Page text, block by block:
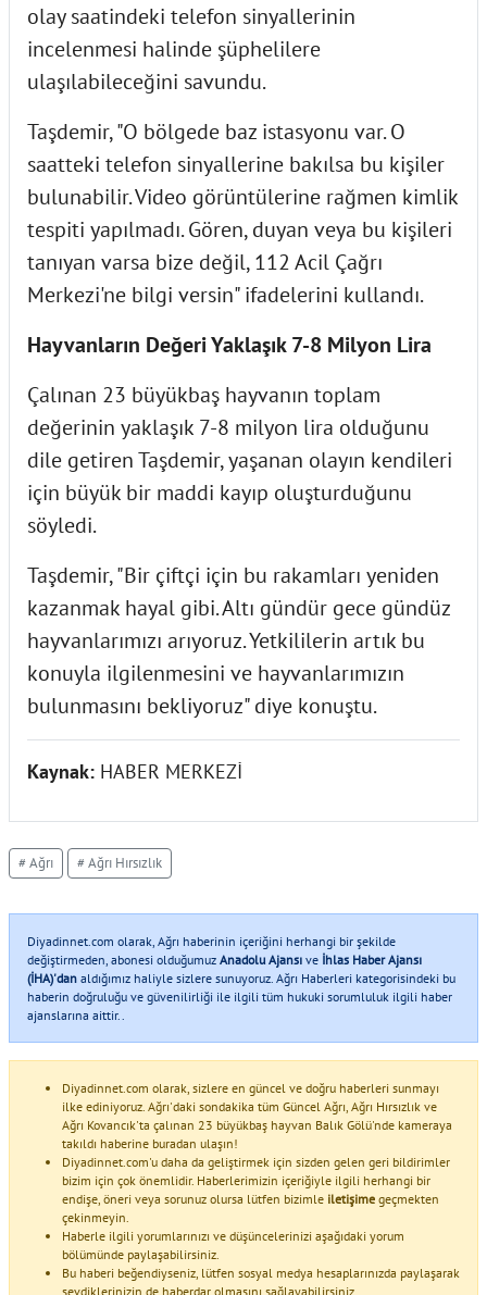
olay saatindeki telefon sinyallerinin
incelenmesi halinde şüphelilere
ulaşılabileceğini savundu.
Taşdemir, "O bölgede baz istasyonu var. O
saatteki telefon sinyallerine bakılsa bu kişiler
bulunabilir. Video görüntülerine rağmen kimlik
tespiti yapılmadı. Gören, duyan veya bu kişileri
tanıyan varsa bize değil, 112 Acil Çağrı
Merkezi'ne bilgi versin" ifadelerini kullandı.
Hayvanların Değeri Yaklaşık 7-8 Milyon Lira
Çalınan 23 büyükbaş hayvanın toplam
değerinin yaklaşık 7-8 milyon lira olduğunu
dile getiren Taşdemir, yaşanan olayın kendileri
için büyük bir maddi kayıp oluşturduğunu
söyledi.
Taşdemir, "Bir çiftçi için bu rakamları yeniden
kazanmak hayal gibi. Altı gündür gece gündüz
hayvanlarımızı arıyoruz. Yetkililerin artık bu
konuyla ilgilenmesini ve hayvanlarımızın
bulunmasını bekliyoruz" diye konuştu.
Kaynak: HABER MERKEZİ
# Ağrı # Ağrı Hırsızlık
Diyadinnet.com olarak, Ağrı haberinin içeriğini herhangi bir şekilde
değiştirmeden, abonesi olduğumuz Anadolu Ajansı ve İhlas Haber Ajansı
(İHA)'dan aldığımız haliyle sizlere sunuyoruz. Ağrı Haberleri kategorisindeki bu
haberin doğruluğu ve güvenilirliği ile ilgili tüm hukuki sorumluluk ilgili haber
ajanslarına aittir..
Diyadinnet.com olarak, sizlere en güncel ve doğru haberleri sunmayı
ilke ediniyoruz. Ağrı'daki sondakika tüm Güncel Ağrı, Ağrı Hırsızlık ve
Ağrı Kovancık'ta çalınan 23 büyükbaş hayvan Balık Gölü'nde kameraya
takıldı haberine buradan ulaşın!
Diyadinnet.com'u daha da geliştirmek için sizden gelen geri bildirimler
bizim için çok önemlidir. Haberlerimizin içeriğiyle ilgili herhangi bir
endişe, öneri veya sorunuz olursa lütfen bizimle iletişime geçmekten
çekinmeyin.
Haberle ilgili yorumlarınızı ve düşüncelerinizi aşağıdaki yorum
bölümünde paylaşabilirsiniz.
Bu haberi beğendiyseniz, lütfen sosyal medya hesaplarınızda paylaşarak
sevdiklerinizin de haberdar olmasını sağlayabilirsiniz.